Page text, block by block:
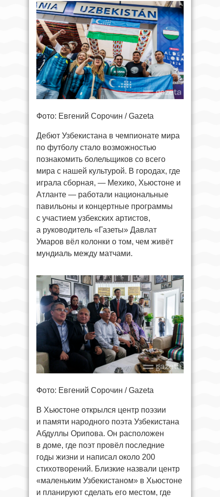
Фото: Евгений Сорочин / Gazeta
Дебют Узбекистана в чемпионате мира
по футболу стало возможностью
познакомить болельщиков со всего
мира с нашей культурой. В городах, где
играла сборная, — Мехико, Хьюстоне и
Атланте — работали национальные
павильоны и концертные программы
с участием узбекских артистов,
а руководитель «Газеты» Давлат
Умаров вёл колонки о том, чем живёт
мундиаль между матчами.
Фото: Евгений Сорочин / Gazeta
В Хьюстоне открылся центр поэзии
и памяти народного поэта Узбекистана
Абдуллы Орипова. Он расположен
в доме, где поэт провёл последние
годы жизни и написал около 200
стихотворений. Близкие назвали центр
«маленьким Узбекистаном» в Хьюстоне
и планируют сделать его местом, где